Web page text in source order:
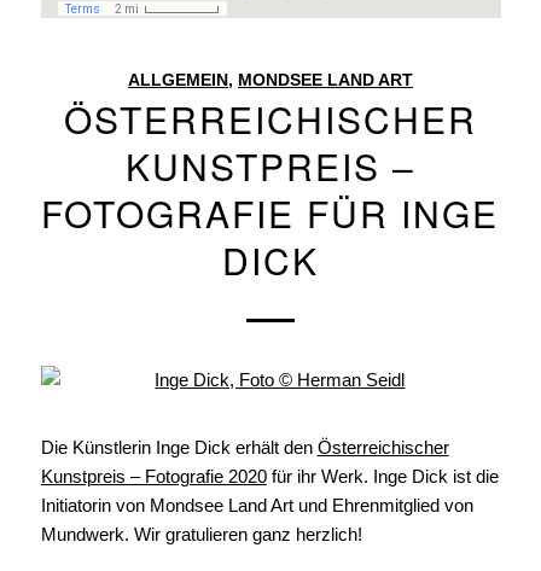
ALLGEMEIN, MONDSEE LAND ART
ÖSTERREICHISCHER
KUNSTPREIS –
FOTOGRAFIE FÜR INGE
DICK
Die Künstlerin Inge Dick erhält den Österreichischer
Kunstpreis – Fotografie 2020für ihr Werk. Inge Dick ist die
Initiatorin von Mondsee Land Art und Ehrenmitglied von
Mundwerk. Wir gratulieren ganz herzlich!